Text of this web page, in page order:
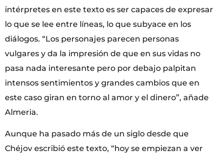
intérpretes en este texto es ser capaces de expresar
lo que se lee entre líneas, lo que subyace en los
diálogos. “Los personajes parecen personas
vulgares y da la impresión de que en sus vidas no
pasa nada interesante pero por debajo palpitan
intensos sentimientos y grandes cambios que en
este caso giran en torno al amor y el dinero”, añade
Almeria.
Aunque ha pasado más de un siglo desde que
Chéjov escribió este texto, “hoy se empiezan a ver